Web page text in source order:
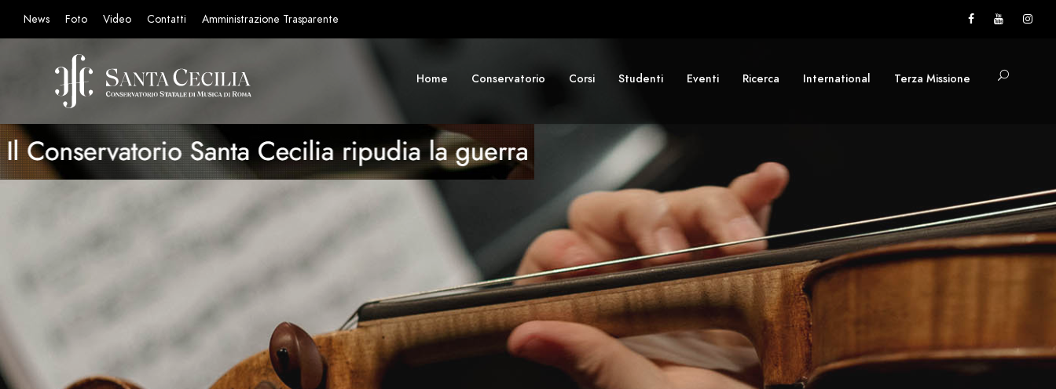
News Foto Video Contatti Amministrazione Trasparente
Home Conservatorio Corsi Studenti Eventi Ricerca International Terza Missione